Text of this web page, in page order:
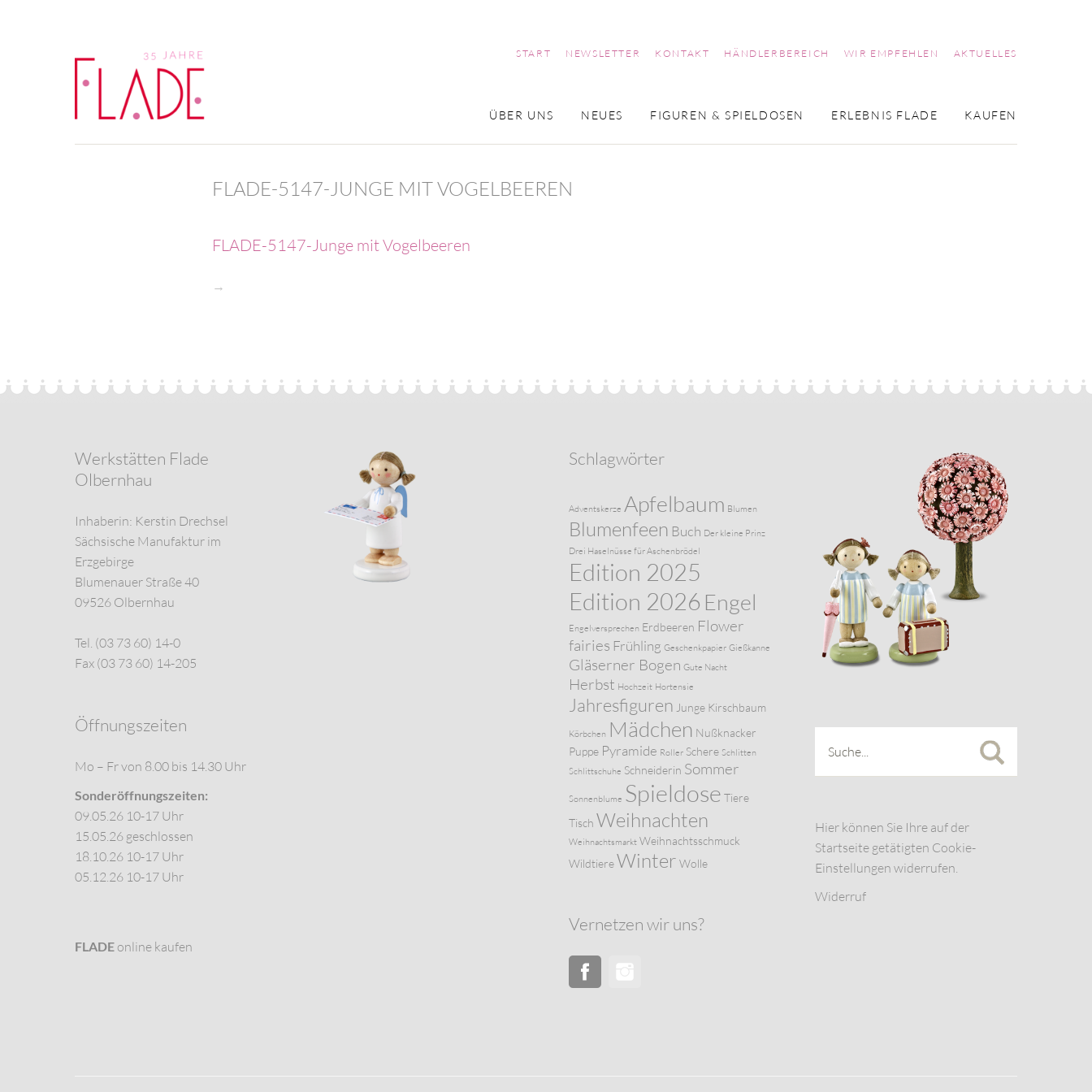
ÜBER UNS NEUES FIGUREN & SPIELDOSEN ERLEBNIS FLADE KAUFEN
START NEWSLETTER KONTAKT HÄNDLERBEREICH WIR EMPFEHLEN AKTUELLES
FLADE-5147-JUNGE MIT VOGELBEEREN
FLADE-5147-Junge mit Vogelbeeren
→
Werkstätten Flade
Olbernhau
Inhaberin: Kerstin Drechsel
Sächsische Manufaktur im
Erzgebirge
Blumenauer Straße 40
09526 Olbernhau
Tel. (03 73 60) 14-0
Fax (03 73 60) 14-205
Öffnungszeiten
Mo – Fr von 8.00 bis 14.30 Uhr
Sonderöffnungszeiten:
09.05.26 10-17 Uhr
15.05.26 geschlossen
18.10.26 10-17 Uhr
05.12.26 10-17 Uhr
FLADE online kaufen
Schlagwörter
Adventskerze Apfelbaum Blumen
Blumenfeen Buch Der kleine Prinz
Drei Haselnüsse für Aschenbrödel
Edition 2025
Edition 2026 Engel
Engelversprechen Erdbeeren Flower
fairies Frühling Geschenkpapier Gießkanne
Gläserner Bogen Gute Nacht
Herbst Hochzeit Hortensie
Jahresfiguren Junge Kirschbaum
Körbchen Mädchen Nußknacker
Puppe Pyramide Roller Schere Schlitten
Schlittschuhe Schneiderin Sommer
Sonnenblume Spieldose Tiere
Tisch Weihnachten
Weihnachtsmarkt Weihnachtsschmuck
Wildtiere Winter Wolle
Vernetzen wir uns?
Hier können Sie Ihre auf der
Startseite getätigten Cookie-
Einstellungen widerrufen.
Widerruf